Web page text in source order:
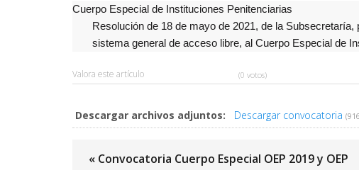
Cuerpo Especial de Instituciones Penitenciarias
Resolución de 18 de mayo de 2021, de la
sistema general de acceso libre, al Cuerpo Especial de
Valora este artículo (0 votos)
Descargar archivos adjuntos: Descargar convocatoria
« Convocatoria Cuerpo Especial OEP 2019 y OEP